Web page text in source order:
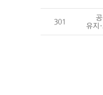
301
유지